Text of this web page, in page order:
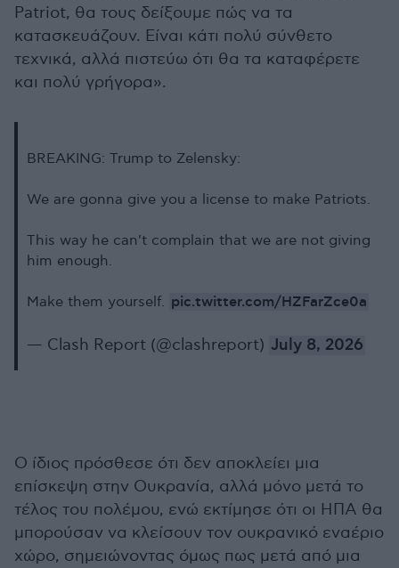
Patriot, θα τους δείξουμε πώς να τα
κατασκευάζουν. Είναι κάτι πολύ σύνθετο
τεχνικά, αλλά πιστεύω ότι θα τα καταφέρετε
και πολύ γρήγορα».
BREAKING: Trump to Zelensky:
We are gonna give you a license to make Patriots.
This way he can't complain that we are not giving
him enough.
Make them yourself. pic.twitter.com/HZFarZce0a
— Clash Report (@clashreport) July 8, 2026
Ο ίδιος πρόσθεσε ότι δεν αποκλείει μια
επίσκεψη στην Ουκρανία, αλλά μόνο μετά το
τέλος του πολέμου, ενώ εκτίμησε ότι οι ΗΠΑ θα
μπορούσαν να κλείσουν τον ουκρανικό εναέριο
χώρο, σημειώνοντας όμως πως μετά από μια